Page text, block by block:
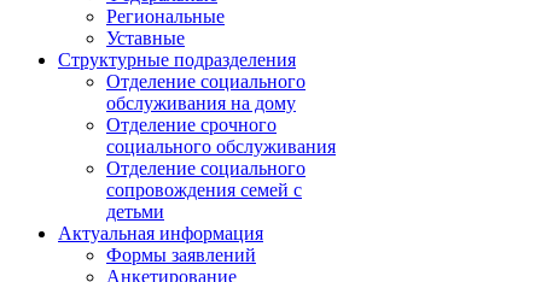
Региональные
Уставные
Структурные подразделения
Отделение социального
обслуживания на дому
Отделение срочного
социального обслуживания
Отделение социального
сопровождения семей с
детьми
Актуальная информация
Формы заявлений
Анкетирование